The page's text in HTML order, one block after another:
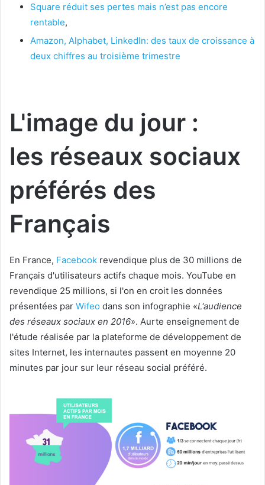
Square réduit ses pertes mais n’est pas encore
rentable,
Amazon, Alphabet, LinkedIn: des taux de croissance à
deux chiffres au troisième trimestre
L'image du jour :
les réseaux sociaux
préférés des
Français
En France, Facebook revendique plus de 30 millions de
Français d'utilisateurs actifs chaque mois. YouTube en
revendique 25 millions, si l'on en croit les données
présentées par Wifeo dans son infographie «L'audience
des réseaux sociaux en 2016». Aurte enseignement de
l'étude réalisée par la plateforme de développement de
sites Internet, les internautes passent en moyenne 20
minutes par jour sur leur réseau social préféré.